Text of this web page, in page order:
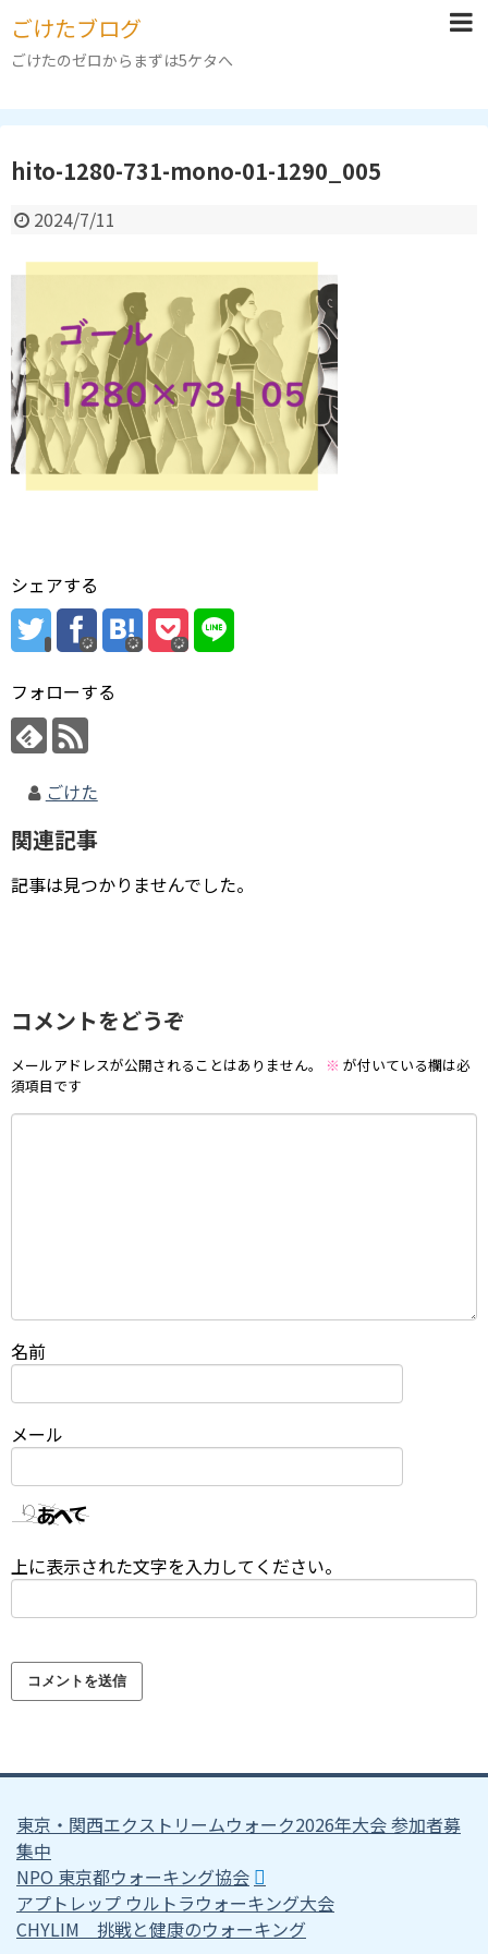
ごけたブログ
ごけたのゼロからまずは5ケタへ
hito-1280-731-mono-01-1290_005
2024/7/11
シェアする
フォローする
ごけた
関連記事
記事は見つかりませんでした。
コメントをどうぞ
メールアドレスが公開されることはありません。 ※ が付いている欄は必
須項目です
名前
メール
上に表示された文字を入力してください。
東京・関西エクストリームウォーク2026年大会 参加者募
集中
NPO 東京都ウォーキング協会
アプトレップ ウルトラウォーキング大会
CHYLIM 挑戦と健康のウォーキング